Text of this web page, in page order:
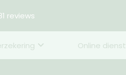
reviews
Online dienst